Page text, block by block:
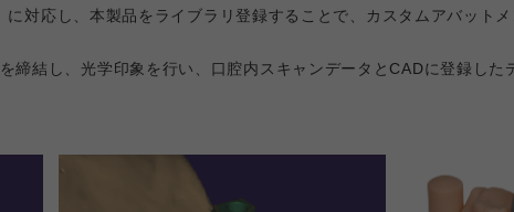
対応し、本製品をライブラリ登録することで、カスタムアバット
締結し、光学印象を行い、口腔内スキャンデータとCADに登録した